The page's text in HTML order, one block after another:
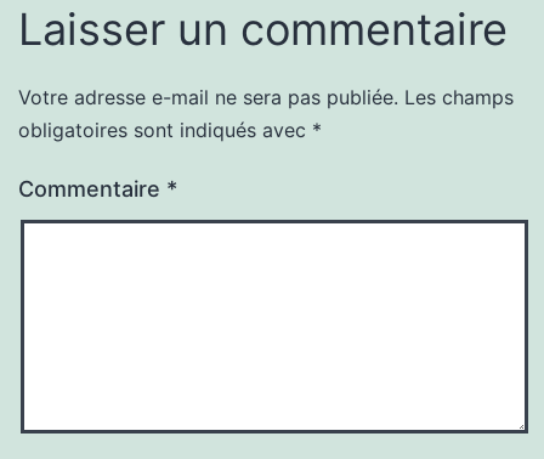
Laisser un commentaire
Votre adresse e-mail ne sera pas publiée. Les champs
obligatoires sont indiqués avec *
Commentaire *